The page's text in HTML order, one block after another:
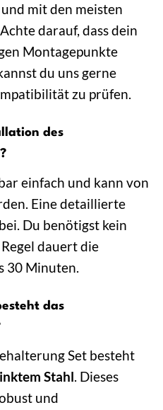
mit den meisten
darauf, dass dein
Montagepunkte
du uns gerne
zu prüfen.
des
einfach und kann von
Eine detaillierte
Du benötigst kein
dauert die
30 Minuten.
das
Set besteht
Stahl. Dieses
und